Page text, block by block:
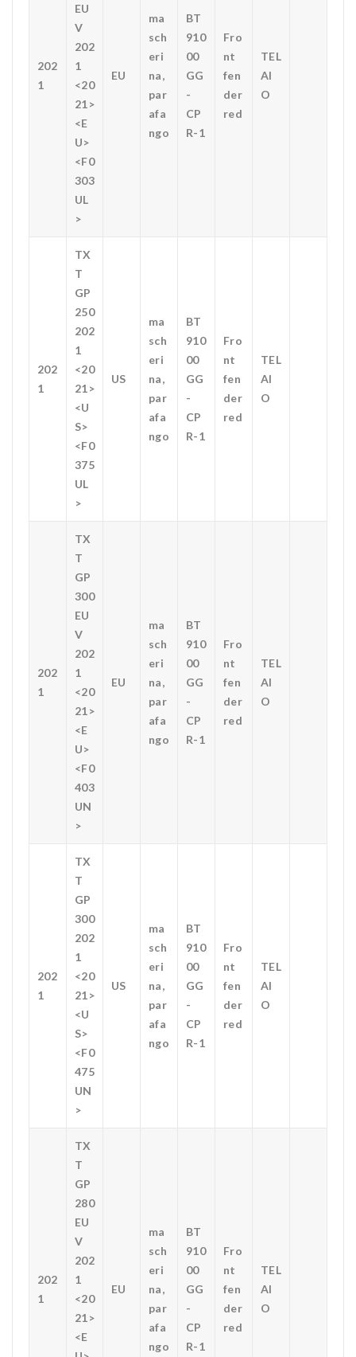
202
1
EU
V
202
1
<20
21>
<E
U>
<F0
303
UL
>
EU
ma
sch
eri
na,
par
afa
ngo
BT
910
00
GG
-
CP
R-1
Fro
nt
fen
der
red
TEL
AI
O
202
1
TX
T
GP
250
202
1
<20
21>
<U
S>
<F0
375
UL
>
US
ma
sch
eri
na,
par
afa
ngo
BT
910
00
GG
-
CP
R-1
Fro
nt
fen
der
red
TEL
AI
O
202
1
TX
T
GP
300
EU
V
202
1
<20
21>
<E
U>
<F0
403
UN
>
EU
ma
sch
eri
na,
par
afa
ngo
BT
910
00
GG
-
CP
R-1
Fro
nt
fen
der
red
TEL
AI
O
202
1
TX
T
GP
300
202
1
<20
21>
<U
S>
<F0
475
UN
>
US
ma
sch
eri
na,
par
afa
ngo
BT
910
00
GG
-
CP
R-1
Fro
nt
fen
der
red
TEL
AI
O
202
1
TX
T
GP
280
EU
V
202
1
<20
21>
<E
EU
ma
sch
eri
na,
par
afa
ngo
BT
910
00
GG
-
CP
R-1
Fro
nt
fen
der
red
TEL
AI
O